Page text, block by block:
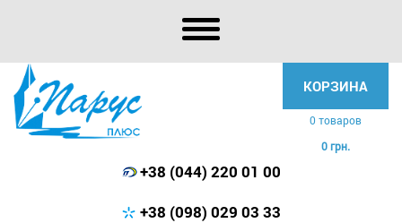
КОРЗИНА
0 товаров
0 грн.
+38 (044) 220 01 00
+38 (098) 029 03 33